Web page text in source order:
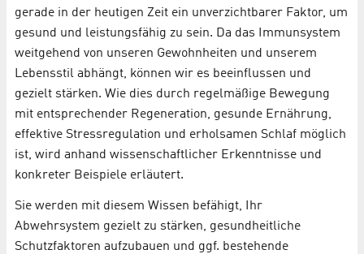
gerade in der heutigen Zeit ein unverzichtbarer Faktor, um
gesund und leistungsfähig zu sein. Da das Immunsystem
weitgehend von unseren Gewohnheiten und unserem
Lebensstil abhängt, können wir es beeinflussen und
gezielt stärken. Wie dies durch regelmäßige Bewegung
mit entsprechender Regeneration, gesunde Ernährung,
effektive Stressregulation und erholsamen Schlaf möglich
ist, wird anhand wissenschaftlicher Erkenntnisse und
konkreter Beispiele erläutert.
Sie werden mit diesem Wissen befähigt, Ihr
Abwehrsystem gezielt zu stärken, gesundheitliche
Schutzfaktoren aufzubauen und ggf. bestehende